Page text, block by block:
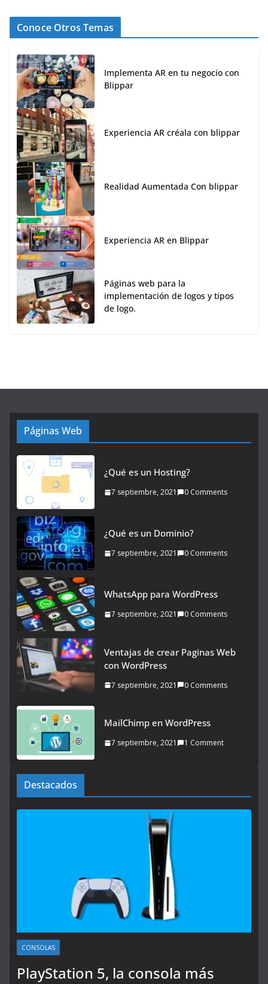
Conoce Otros Temas
Implementa AR en tu negocio con
Blippar
Experiencia AR créala con blippar
Realidad Aumentada Con blippar
Experiencia AR en Blippar
Páginas web para la
implementación de logos y tipos
de logo.
Páginas Web
¿Qué es un Hosting?
7 septiembre, 2021 0 Comments
¿Qué es un Dominio?
7 septiembre, 2021 0 Comments
WhatsApp para WordPress
7 septiembre, 2021 0 Comments
Ventajas de crear Paginas Web
con WordPress
7 septiembre, 2021 0 Comments
MailChimp en WordPress
7 septiembre, 2021 1 Comment
Destacados
CONSOLAS
PlayStation 5, la consola más